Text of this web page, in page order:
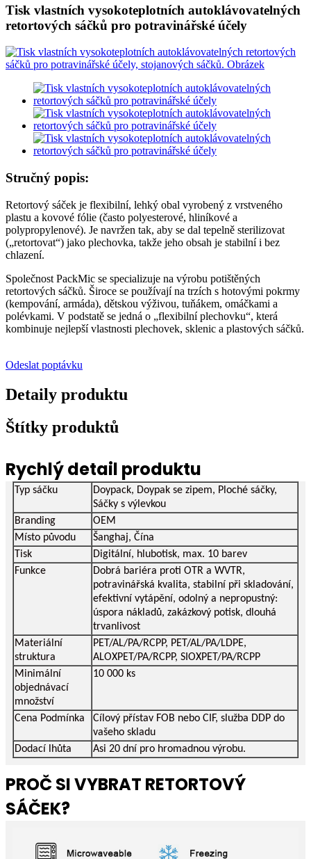
Tisk vlastních vysokoteplotních autoklávovatelných
retortových sáčků pro potravinářské účely
Stručný popis:
Retortový sáček je flexibilní, lehký obal vyrobený z vrstveného
plastu a kovové fólie (často polyesterové, hliníkové a
polypropylenové). Je navržen tak, aby se dal tepelně sterilizovat
(„retortovat“) jako plechovka, takže jeho obsah je stabilní i bez
chlazení.
Společnost PackMic se specializuje na výrobu potištěných
retortových sáčků. Široce se používají na trzích s hotovými pokrmy
(kempování, armáda), dětskou výživou, tuňákem, omáčkami a
polévkami. V podstatě se jedná o „flexibilní plechovku“, která
kombinuje nejlepší vlastnosti plechovek, sklenic a plastových sáčků.
Odeslat poptávku
Detaily produktu
Štítky produktů
Rychlý detail produktu
Typ sáčku
Doypack, Doypak se zipem, Ploché sáčky,
Sáčky s výlevkou
Branding
OEM
Místo původu
Šanghaj, Čína
Tisk
Digitální, hlubotisk, max. 10 barev
Funkce
Dobrá bariéra proti OTR a WVTR,
potravinářská kvalita, stabilní při skladování,
efektivní vytápění, odolný a nepropustný:
úspora nákladů, zakázkový potisk, dlouhá
trvanlivost
Materiální
struktura
PET/AL/PA/RCPP, PET/AL/PA/LDPE,
ALOXPET/PA/RCPP, SIOXPET/PA/RCPP
Minimální
objednávací
množství
10 000 ks
Cena Podmínka
Cílový přístav FOB nebo CIF, služba DDP do
vašeho skladu
Dodací lhůta
Asi 20 dní pro hromadnou výrobu.
PROČ SI VYBRAT RETORTOVÝ
SÁČEK?